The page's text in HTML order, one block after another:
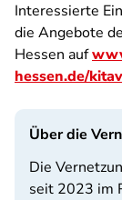
Interessierte
die Angebote
Hessen auf
hessen.de/
Über die
Die
seit 2023 im